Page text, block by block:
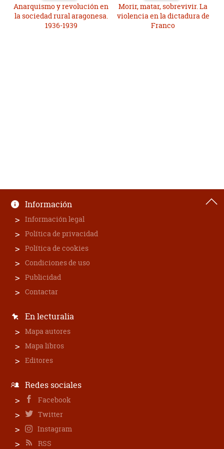
Anarquismo y revolución en
la sociedad rural aragonesa.
1936-1939
Morir, matar, sobrevivir. La
violencia en la dictadura de
Franco
Información
Información legal
Política de privacidad
Política de cookies
Condiciones de uso
Publicidad
Contactar
En lecturalia
Mapa autores
Mapa libros
Editores
Redes sociales
Facebook
Twitter
Instagram
RSS